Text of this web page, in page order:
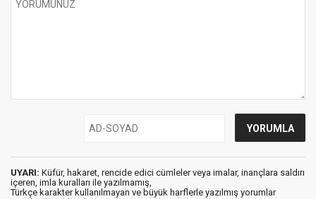
UYARI: Küfür, hakaret, rencide edici cümleler veya imalar, inançlara saldırı
içeren, imla kuralları ile yazılmamış,
Türkçe karakter kullanılmayan ve büyük harflerle yazılmış yorumlar